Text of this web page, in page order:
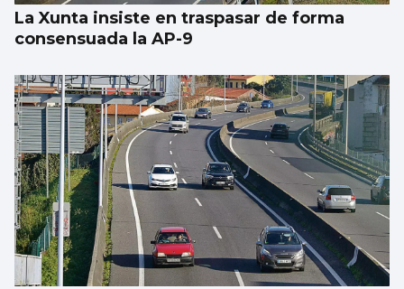
La Xunta insiste en traspasar de forma
consensuada la AP-9